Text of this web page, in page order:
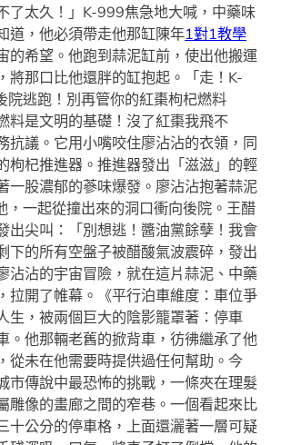
了太久！」K-999焦急地大喊，中藥味
道，他必須帶走他那缸陳年1對1教學
的希望。他跑到蒜泥缸前，使出他搬運
將那口比他還胖的缸抱起。「走！K-
院逃跑！別再管你的紅棗枸杞燃料
料是文明的基礎！沒了紅棗我飛不
抗議。它用小嘴咬住廖沾沾的衣領，同
枸杞推進器。推進器發出「滋滋」的輕
一股濃郁的蔘味爆發。廖沾沾抱著蒜泥
，一起從撞出來的洞口衝向後院。王醋
出尖叫：「別想逃！醬油黨餘孽！我會
下的所有空盤子被醋酸氣波震碎，發出
沾沾的宇宙冒險，就在這片蒜泥、中藥
拉開了帷幕。《平行泊車維度：車位爭
生，被兩個巨大的陰影籠罩著：停車
。他那輛老舊的掀背車，彷彿繼承了他
從未在他需要時提供過任何幫助。今
市傳說中最恐怖的挑戰，一條夾在理髮
雕像的畫廊之間的窄巷。一個看起來比
十公分的停車格，上面還灑著一層可疑